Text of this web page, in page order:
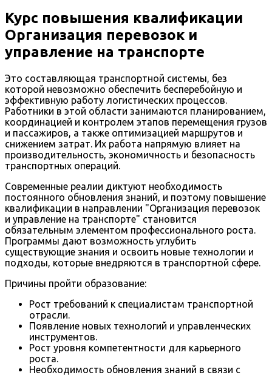
Курс повышения квалификации
Организация перевозок и
управление на транспорте
Это составляющая транспортной системы, без
которой невозможно обеспечить бесперебойную и
эффективную работу логистических процессов.
Работники в этой области занимаются планированием,
координацией и контролем этапов перемещения грузов
и пассажиров, а также оптимизацией маршрутов и
снижением затрат. Их работа напрямую влияет на
производительность, экономичность и безопасность
транспортных операций.
Современные реалии диктуют необходимость
постоянного обновления знаний, и поэтому повышение
квалификации в направлении "Организация перевозок
и управление на транспорте" становится
обязательным элементом профессионального роста.
Программы дают возможность углубить
существующие знания и освоить новые технологии и
подходы, которые внедряются в транспортной сфере.
Причины пройти образование:
Рост требований к специалистам транспортной
отрасли.
Появление новых технологий и управленческих
инструментов.
Рост уровня компетентности для карьерного
роста.
Необходимость обновления знаний в связи с